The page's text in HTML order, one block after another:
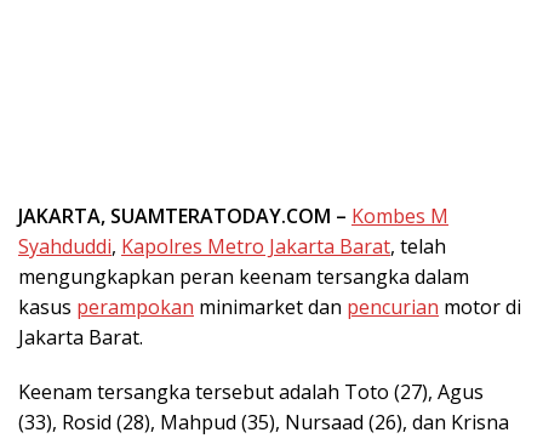
JAKARTA, SUAMTERATODAY.COM – Kombes M
Syahduddi, Kapolres Metro Jakarta Barat, telah
mengungkapkan peran keenam tersangka dalam
kasus perampokan minimarket dan pencurian motor di
Jakarta Barat.
Keenam tersangka tersebut adalah Toto (27), Agus
(33), Rosid (28), Mahpud (35), Nursaad (26), dan Krisna